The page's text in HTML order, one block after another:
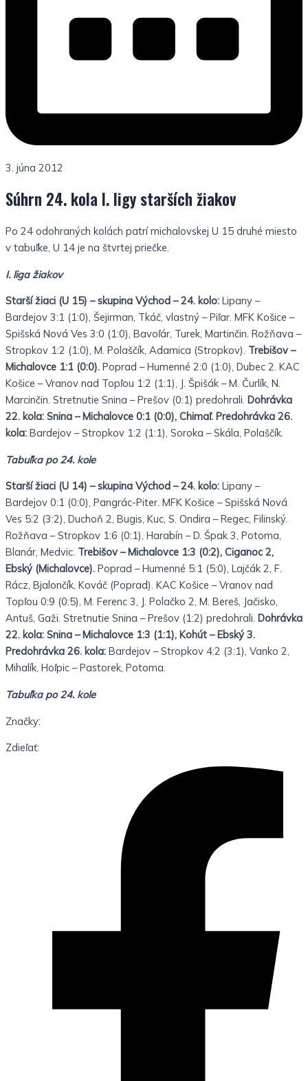
3. júna 2012
Súhrn 24. kola I. ligy starších žiakov
Po 24 odohraných kolách patrí michalovskej U 15 druhé miesto
v tabuľke, U 14 je na štvrtej priečke.
I. liga žiakov
Starší žiaci (U 15) – skupina Východ – 24. kolo: Lipany –
Bardejov 3:1 (1:0), Šejirman, Tkáč, vlastný – Piľar. MFK Košice –
Spišská Nová Ves 3:0 (1:0), Bavoľár, Turek, Martinčin. Rožňava –
Stropkov 1:2 (1:0), M. Polaščík, Adamica (Stropkov). Trebišov –
Michalovce 1:1 (0:0). Poprad – Humenné 2:0 (1:0), Dubec 2. KAC
Košice – Vranov nad Topľou 1:2 (1:1), J. Špišák – M. Čurlík, N.
Marcinčin. Stretnutie Snina – Prešov (0:1) predohrali. Dohrávka
22. kola: Snina – Michalovce 0:1 (0:0), Chimaľ. Predohrávka 26.
kola: Bardejov – Stropkov 1:2 (1:1), Soroka – Skála, Polaščík.
Tabuľka po 24. kole
Starší žiaci (U 14) – skupina Východ – 24. kolo: Lipany –
Bardejov 0:1 (0:0), Pangrác-Piter. MFK Košice – Spišská Nová
Ves 5:2 (3:2), Duchoň 2, Bugis, Kuc, S. Ondira – Regec, Filinský.
Rožňava – Stropkov 1:6 (0:1), Harabín – D. Špak 3, Potoma,
Blanár, Medvic. Trebišov – Michalovce 1:3 (0:2), Ciganoc 2,
Ebský (Michalovce). Poprad – Humenné 5:1 (5:0), Lajčák 2, F.
Rácz, Bjalončík, Kováč (Poprad). KAC Košice – Vranov nad
Topľou 0:9 (0:5), M. Ferenc 3, J. Polačko 2, M. Bereš, Jačisko,
Antuš, Gaži. Stretnutie Snina – Prešov (1:2) predohrali. Dohrávka
22. kola: Snina – Michalovce 1:3 (1:1), Kohút – Ebský 3.
Predohrávka 26. kola: Bardejov – Stropkov 4:2 (3:1), Vanko 2,
Mihalík, Hoľpic – Pastorek, Potoma.
Tabuľka po 24. kole
Značky:
Zdieľať: